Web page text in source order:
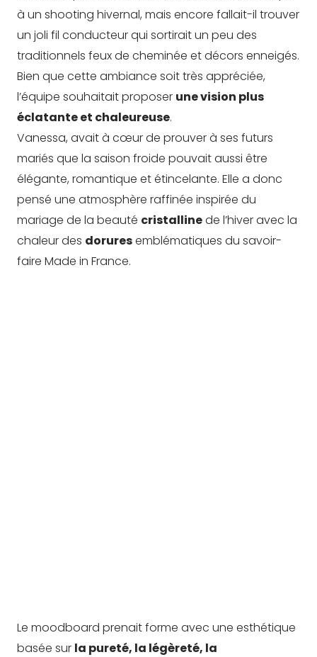
à un shooting hivernal, mais encore fallait-il trouver
un joli fil conducteur qui sortirait un peu des
traditionnels feux de cheminée et décors enneigés.
Bien que cette ambiance soit très appréciée,
l’équipe souhaitait proposer une vision plus
éclatante et chaleureuse.
Vanessa, avait à cœur de prouver à ses futurs
mariés que la saison froide pouvait aussi être
élégante, romantique et étincelante. Elle a donc
pensé une atmosphère raffinée inspirée du
mariage de la beauté cristallinede l’hiver avec la
chaleur des doruresemblématiques du savoir-
faire Made in France.
Le moodboard prenait forme avec une esthétique
basée sur la pureté, la légèreté, la